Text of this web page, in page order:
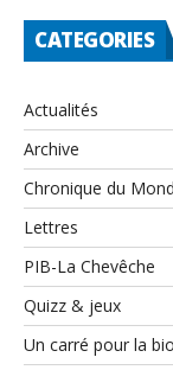
CATEGORIES
Actualités
Archive
Chronique du
Lettres
PIB-La Chevêche
Quizz & jeux
Un carré pour la